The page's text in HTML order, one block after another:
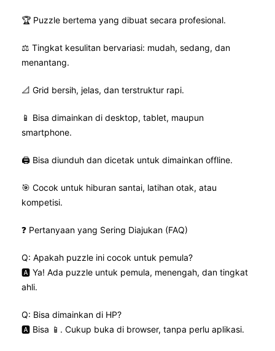
🏆 Puzzle bertema yang dibuat secara profesional.
⚖️ Tingkat kesulitan bervariasi: mudah, sedang, dan
menantang.
📐 Grid bersih, jelas, dan terstruktur rapi.
📱 Bisa dimainkan di desktop, tablet, maupun
smartphone.
🖨️ Bisa diunduh dan dicetak untuk dimainkan offline.
🎯 Cocok untuk hiburan santai, latihan otak, atau
kompetisi.
❓ Pertanyaan yang Sering Diajukan (FAQ)
Q: Apakah puzzle ini cocok untuk pemula?
🅰️ Ya! Ada puzzle untuk pemula, menengah, dan tingkat
ahli.
Q: Bisa dimainkan di HP?
🅰️ Bisa 📱. Cukup buka di browser, tanpa perlu aplikasi.